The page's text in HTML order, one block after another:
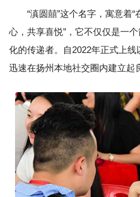
“滇圆囍”这个名字，寓意着
心，共享喜悦”，它不仅仅是一
化的传递者。自2022年正式上线
迅速在扬州本地社交圈内建立起